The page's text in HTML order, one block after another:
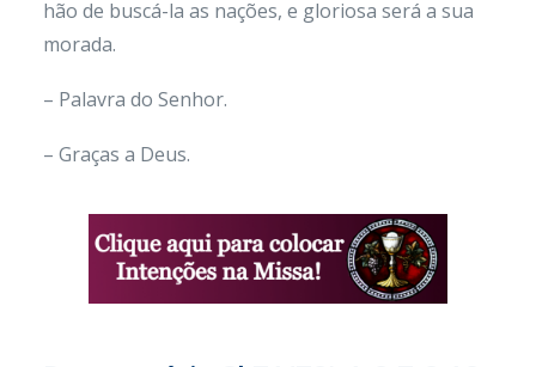
hão de buscá-la as nações, e gloriosa será a sua
morada.
– Palavra do Senhor.
– Graças a Deus.